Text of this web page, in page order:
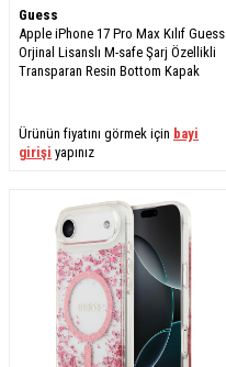
Guess
Apple iPhone 17 Pro Max Kılıf Guess
Orjinal Lisanslı M-safe Şarj Özellikli
Transparan Resin Bottom Kapak
Ürünün fiyatını görmek için bayi
girişi yapınız